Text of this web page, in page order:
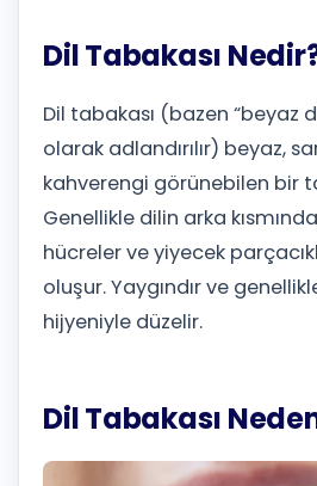
Dil Tabakası
Dil tabakası (bazen “beyaz
olarak adlandırılır) beyaz,
kahverengi görünebilen bir
Genellikle dilin arka
hücreler ve yiyecek
oluşur. Yaygındır ve
hijyeniyle düzelir.
Dil Tabakası